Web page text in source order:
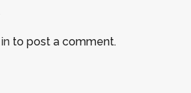
to post a comment.